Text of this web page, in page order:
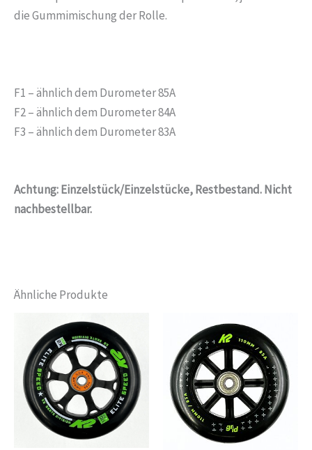
die Gummimischung der Rolle.
F1 – ähnlich dem Durometer 85A
F2 – ähnlich dem Durometer 84A
F3 – ähnlich dem Durometer 83A
Achtung: Einzelstück/Einzelstücke, Restbestand. Nicht
nachbestellbar.
Ähnliche Produkte